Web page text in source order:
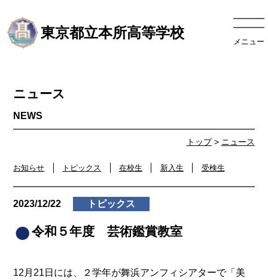
東京都立本所高等学校
メニュー
トップ> ニュース
ニュース
お知らせ トピックス 在校生 新入生 受検生
2023/12/22 トピックス
令和５年度 芸術鑑賞教室
12月21日には、２学年が舞浜アンフィシアターで「美